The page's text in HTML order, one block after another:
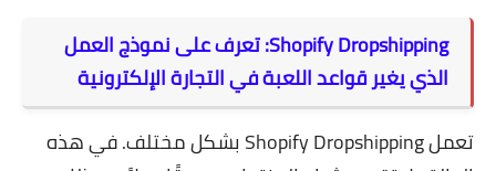
Shopify Dropshipping: تعرف على نموذج العمل
الذي يغير قواعد اللعبة في التجارة الإلكترونية
تعمل Shopify Dropshipping بشكل مختلف. في هذه